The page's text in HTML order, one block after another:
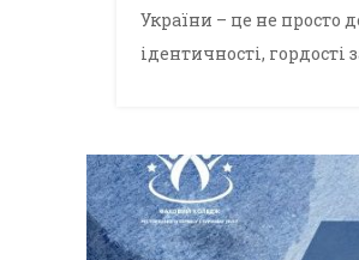
України – це не просто
ідентичності, гордості